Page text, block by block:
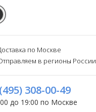
по Москве
в регионы России
308-00-49
до 19:00 по Москве